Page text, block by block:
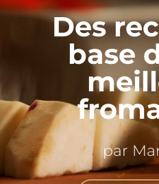
Des
base
par